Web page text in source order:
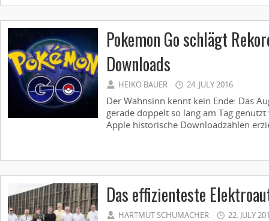
Pokemon Go schlägt
Downloads
HEIKO BAUER 24. JULY 2016
Der Wahnsinn kennt kein Ende: Das
gerade doppelt so lang am Tag
Apple historische Downloadzahlen
Das effizienteste
HARTMUT SCHUMACHER 22. JULY